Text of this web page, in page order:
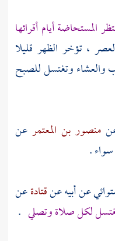
المستحاضة أيام أقرائها
، تؤخر الظهر قليلا
والعشاء وتغتسل للصبح
منصور بن المعتمر عن
.
عن أبيه عنقتادةعن
لكل صلاة وتصلي .